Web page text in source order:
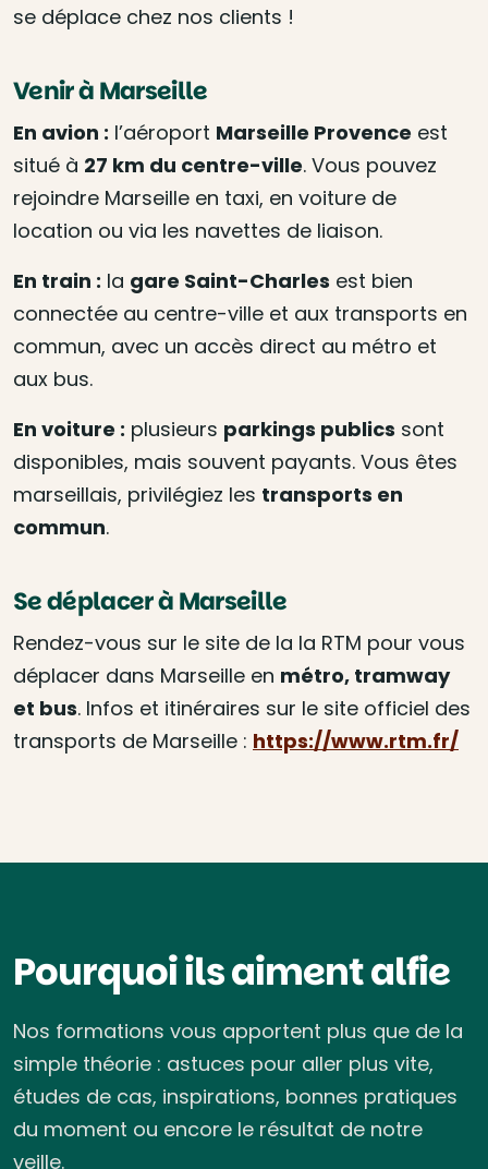
se déplace chez nos clients !
Venir à Marseille
En avion : l’aéroport Marseille Provence est
situé à 27 km du centre-ville. Vous pouvez
rejoindre Marseille en taxi, en voiture de
location ou via les navettes de liaison.
En train : la gare Saint-Charles est bien
connectée au centre-ville et aux transports en
commun, avec un accès direct au métro et
aux bus.
En voiture : plusieurs parkings publics sont
disponibles, mais souvent payants. Vous êtes
marseillais, privilégiez les transports en
commun.
Se déplacer à Marseille
Rendez-vous sur le site de la la RTM pour vous
déplacer dans Marseille en métro, tramway
et bus. Infos et itinéraires sur le site officiel des
transports de Marseille : https://www.rtm.fr/
Pourquoi ils aiment alfie
Nos formations vous apportent plus que de la
simple théorie : astuces pour aller plus vite,
études de cas, inspirations, bonnes pratiques
du moment ou encore le résultat de notre
veille.